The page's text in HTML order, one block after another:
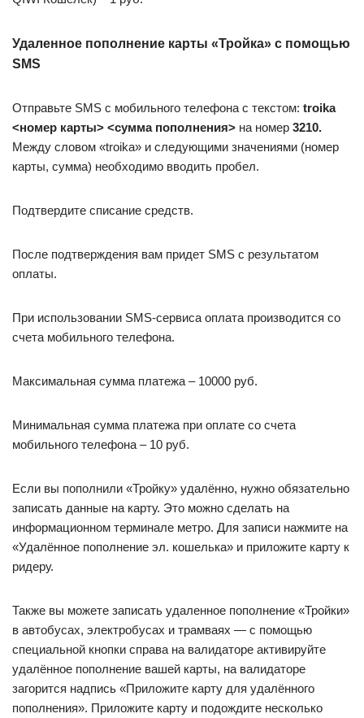
Удаленное пополнение карты «Тройка» с помощью
SMS
Отправьте SMS с мобильного телефона с текстом: troika
<номер карты> <сумма пополнения> на номер 3210.
Между словом «troika» и следующими значениями (номер
карты, сумма) необходимо вводить пробел.
Подтвердите списание средств.
После подтверждения вам придет SMS с результатом
оплаты.
При использовании SMS-сервиса оплата производится со
счета мобильного телефона.
Максимальная сумма платежа – 10000 руб.
Минимальная сумма платежа при оплате со счета
мобильного телефона – 10 руб.
Если вы пополнили «Тройку» удалённо, нужно обязательно
записать данные на карту. Это можно сделать на
информационном терминале метро. Для записи нажмите на
«Удалённое пополнение эл. кошелька» и приложите карту к
ридеру.
Также вы можете записать удаленное пополнение «Тройки»
в автобусах, электробусах и трамваях — с помощью
специальной кнопки справа на валидаторе активируйте
удалённое пополнение вашей карты, на валидаторе
загорится надпись «Приложите карту для удалённого
пополнения». Приложите карту и подождите несколько